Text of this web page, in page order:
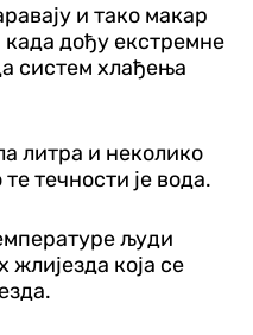
и тако макар
када дођу екстремне
систем хлађења
литра и неколико
течности је вода.
људи
жлијезда која се